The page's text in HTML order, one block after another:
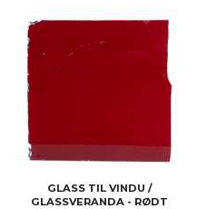
GLASS TIL VINDU /
GLASSVERANDA - RØDT